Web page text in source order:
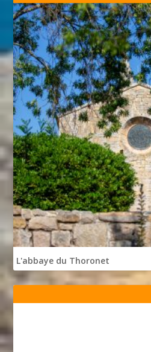
L'abbaye du Thoronet